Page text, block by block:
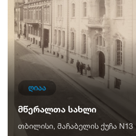
ღიაა
მწერალთა სახლი
თბილისი, მაჩაბელის ქუჩა N13